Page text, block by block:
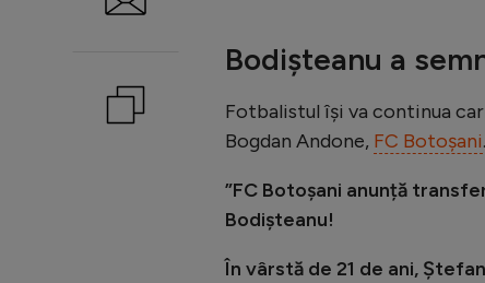
Bodișteanu a
Fotbalistul își va continua
Bogdan Andone, FC Botoșani.
”FC Botoșani anunță
Bodișteanu!
În vârstă de 21 de ani,